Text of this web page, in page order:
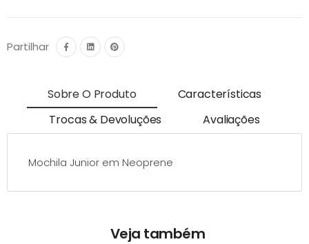
Partilhar
Sobre O Produto
Características
Trocas & Devoluções
Avaliações
Mochila Junior em Neoprene
Veja também